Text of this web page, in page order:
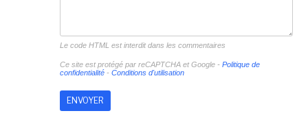
Le code HTML est interdit dans les commentaires
Ce site est protégé par reCAPTCHA et Google - Politique de
confidentialité- Conditions d'utilisation